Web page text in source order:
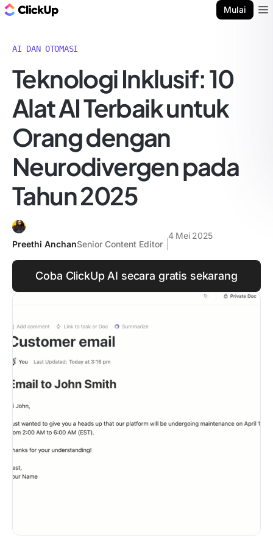
Mulai
AI DAN OTOMASI
Teknologi Inklusif: 10
Alat AI Terbaik untuk
Orang dengan
Neurodivergen pada
Tahun 2025
Preethi AnchanSenior Content Editor
4 Mei 2025
Coba ClickUp AI secara gratis sekarang